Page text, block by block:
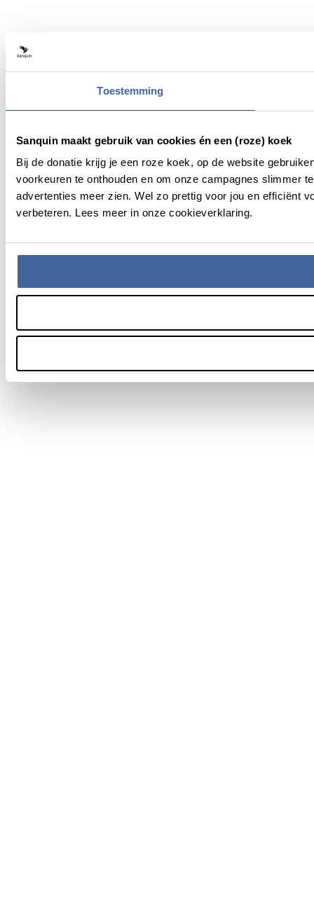
Toestemming
Sanquin maakt gebruik van cookies én een (roze) koek
Bij de donatie krijg je een roze koek, op de website
voorkeuren te onthouden en om onze campagnes slimmer
advertenties meer zien. Wel zo prettig voor jou en efficiënt
verbeteren. Lees meer in onze cookieverklaring.